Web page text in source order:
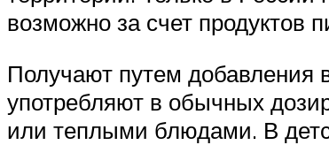
возможно за счет продуктов
Получают путем добавления
употребляют в обычных
или теплыми блюдами. В